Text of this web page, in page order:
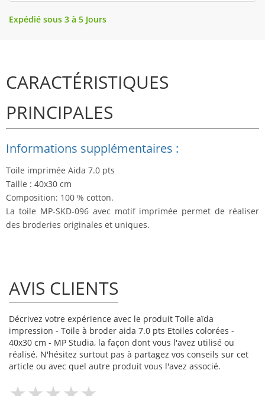
Expédié sous 3 à 5 Jours
CARACTÉRISTIQUES
PRINCIPALES
Informations supplémentaires :
Toile imprimée Aida 7.0 pts
Taille : 40x30 cm
Composition: 100 % cotton.
La toile MP-SKD-096 avec motif imprimée permet de réaliser
des broderies originales et uniques.
AVIS CLIENTS
Décrivez votre expérience avec le produit Toile aïda
impression - Toile à broder aida 7.0 pts Etoiles colorées -
40x30 cm - MP Studia, la façon dont vous l'avez utilisé ou
réalisé. N'hésitez surtout pas à partagez vos conseils sur cet
article ou avec quel autre produit vous l'avez associé.